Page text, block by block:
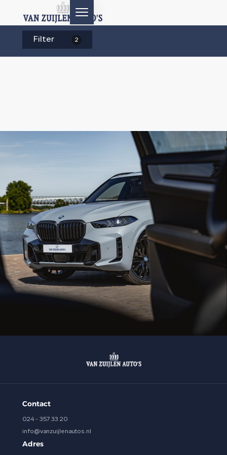
HOME
AFTERSALES
OVER ONS
CONTACT
Filter 2
Contact
024 - 357 33 20
info@vanzuijlenautos.nl
Adres